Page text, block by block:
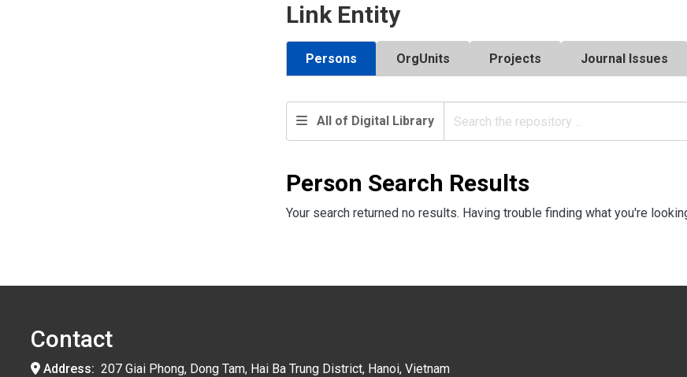
Link Entity
Persons OrgUnits Projects Journal Issues
All of Digital Library
Person Search Results
Your search returned no results. Having trouble finding what you're
Contact
Address: 207 Giai Phong, Dong Tam, Hai Ba Trung District, Hanoi, Vietnam